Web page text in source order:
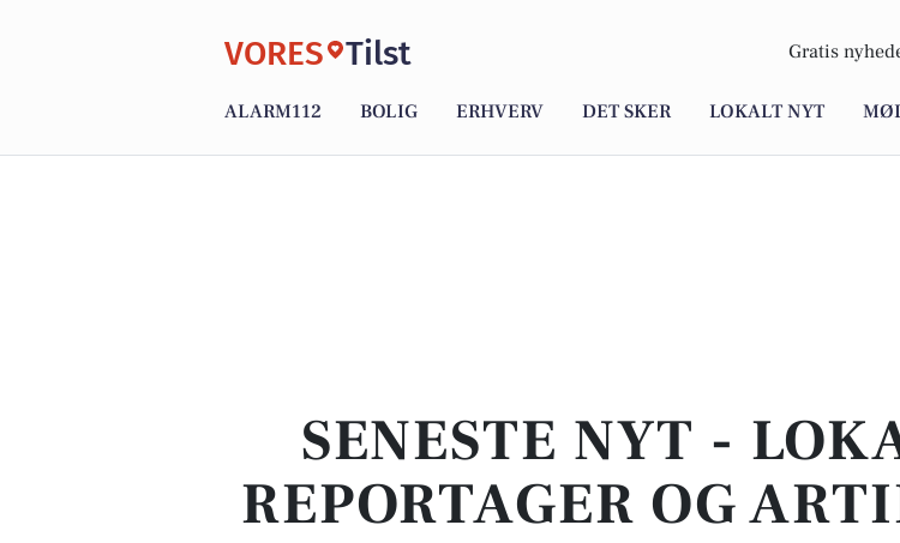
VORES Tilst Gratis
ALARM112 BOLIG ERHVERV DET SKER LOKALT NYT
SENESTE NYT -
REPORTAGER OG